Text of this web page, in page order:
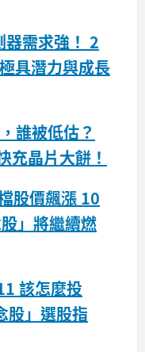
器需求強！ 2
具潛力與成長
誰被低估？
充晶片大餅！
股價飆漲 10
」將繼續燃
該怎麼投
股」選股指